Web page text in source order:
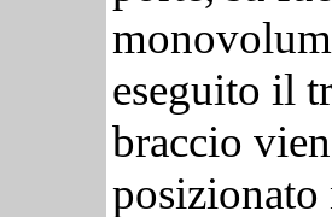
eseguito il
braccio
posizionato